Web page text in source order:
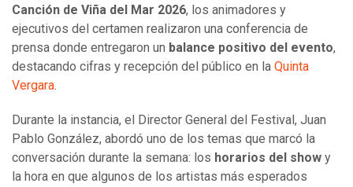
Canción de Viña del Mar 2026, los animadores y
ejecutivos del certamen realizaron una conferencia de
prensa donde entregaron un balance positivo del evento,
destacando cifras y recepción del público en la Quinta
Vergara.
Durante la instancia, el Director General del Festival, Juan
Pablo González, abordó uno de los temas que marcó la
conversación durante la semana: los horarios del show y
la hora en que algunos de los artistas más esperados